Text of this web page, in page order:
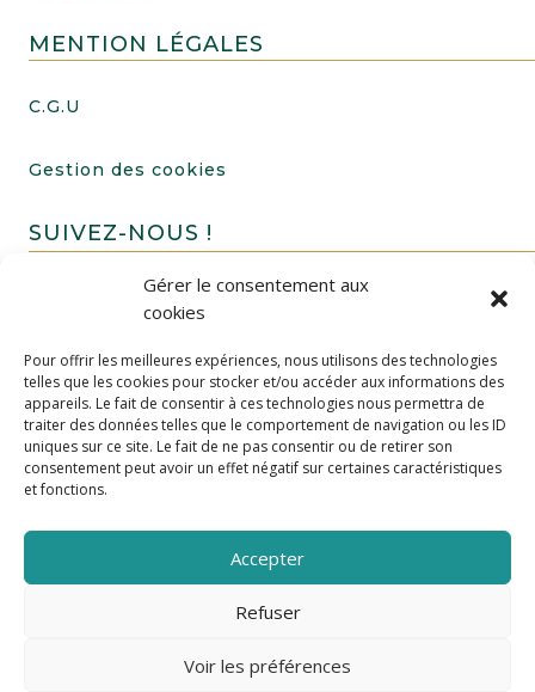
Gérer le consentement aux
cookies
Pour offrir les meilleures expériences, nous utilisons des technologies
telles que les cookies pour stocker et/ou accéder aux informations des
appareils. Le fait de consentir à ces technologies nous permettra de
traiter des données telles que le comportement de navigation ou les ID
uniques sur ce site. Le fait de ne pas consentir ou de retirer son
consentement peut avoir un effet négatif sur certaines caractéristiques
et fonctions.
Accepter
Refuser
Voir les préférences
MENTION LÉGALES
C.G.U
Gestion des cookies
SUIVEZ-NOUS !
FAIRE UN DON